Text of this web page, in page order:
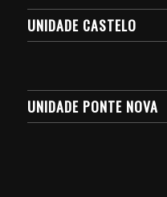
UNIDADE CASTELO
UNIDADE PONTE NOVA